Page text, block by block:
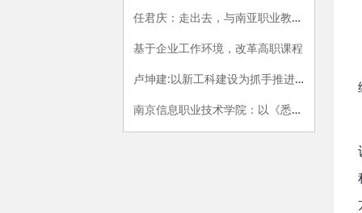
任君庆：走出去，与南亚职业教育牵手
基于企业工作环境，改革高职课程
卢坤建:以新工科建设为抓手推进高职院校供给侧改革
南京信息职业技术学院：以《悉尼协议》为范式，开展专业内涵建设